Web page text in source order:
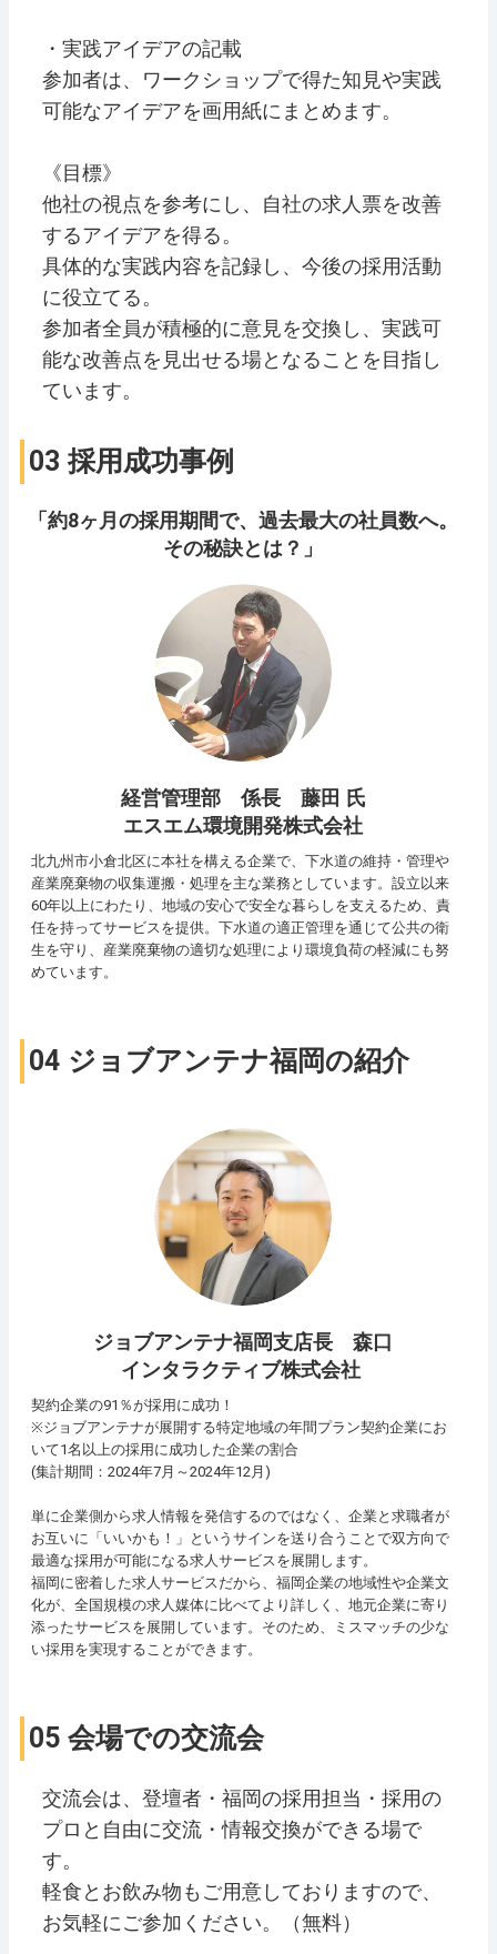
・実践アイデアの記載
参加者は、ワークショップで得た知見や実践
可能なアイデアを画用紙にまとめます。
《目標》
他社の視点を参考にし、自社の求人票を改善
するアイデアを得る。
具体的な実践内容を記録し、今後の採用活動
に役立てる。
参加者全員が積極的に意見を交換し、実践可
能な改善点を見出せる場となることを目指し
ています。
03 採用成功事例
「約8ヶ月の採用期間で、過去最大の社員数へ。
その秘訣とは？」
経営管理部 係長 藤田 氏
エスエム環境開発株式会社
北九州市小倉北区に本社を構える企業で、下水道の維持・管理や
産業廃棄物の収集運搬・処理を主な業務としています。設立以来
60年以上にわたり、地域の安心で安全な暮らしを支えるため、責
任を持ってサービスを提供。下水道の適正管理を通じて公共の衛
生を守り、産業廃棄物の適切な処理により環境負荷の軽減にも努
めています。
04 ジョブアンテナ福岡の紹介
ジョブアンテナ福岡支店長 森口
インタラクティブ株式会社
契約企業の91％が採用に成功！
※ジョブアンテナが展開する特定地域の年間プラン契約企業にお
いて1名以上の採用に成功した企業の割合
(集計期間：2024年7月～2024年12月)
単に企業側から求人情報を発信するのではなく、企業と求職者が
お互いに「いいかも！」というサインを送り合うことで双方向で
最適な採用が可能になる求人サービスを展開します。
福岡に密着した求人サービスだから、福岡企業の地域性や企業文
化が、全国規模の求人媒体に比べてより詳しく、地元企業に寄り
添ったサービスを展開しています。そのため、ミスマッチの少な
い採用を実現することができます。
05 会場での交流会
交流会は、登壇者・福岡の採用担当・採用の
プロと自由に交流・情報交換ができる場で
す。
軽食とお飲み物もご用意しておりますので、
お気軽にご参加ください。（無料）